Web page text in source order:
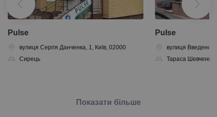
Pulse
вулиця Сергія Данченка, 1, Київ, 02000
Сирець
Pulse
вулиця
Тараса Шевченка
Показати більше